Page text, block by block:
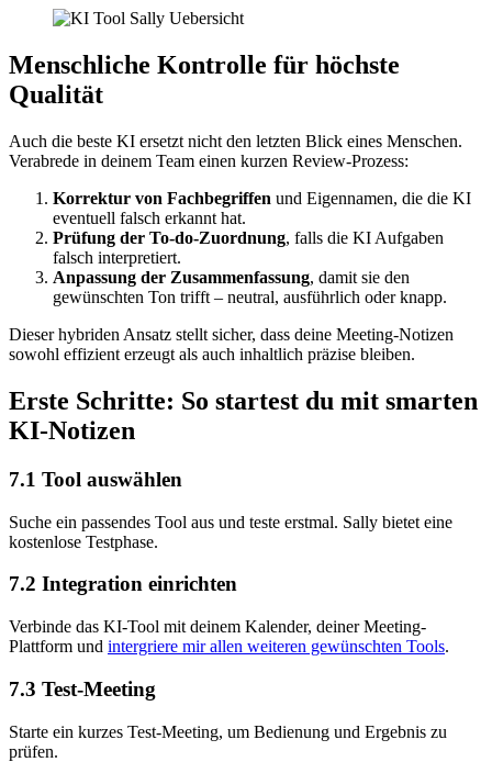
Menschliche Kontrolle für höchste
Qualität
Auch die beste KI ersetzt nicht den letzten Blick eines Menschen.
Verabrede in deinem Team einen kurzen Review-Prozess:
Korrektur von Fachbegriffen und Eigennamen, die die KI
eventuell falsch erkannt hat.
Prüfung der To‑do-Zuordnung, falls die KI Aufgaben
falsch interpretiert.
Anpassung der Zusammenfassung, damit sie den
gewünschten Ton trifft – neutral, ausführlich oder knapp.
Dieser hybriden Ansatz stellt sicher, dass deine Meeting-Notizen
sowohl effizient erzeugt als auch inhaltlich präzise bleiben.
Erste Schritte: So startest du mit smarten
KI-Notizen
7.1 Tool auswählen
Suche ein passendes Tool aus und teste erstmal. Sally bietet eine
kostenlose Testphase.
7.2 Integration einrichten
Verbinde das KI-Tool mit deinem Kalender, deiner Meeting-
Plattform und intergriere mir allen weiteren gewünschten Tools.
7.3 Test-Meeting
Starte ein kurzes Test-Meeting, um Bedienung und Ergebnis zu
prüfen.